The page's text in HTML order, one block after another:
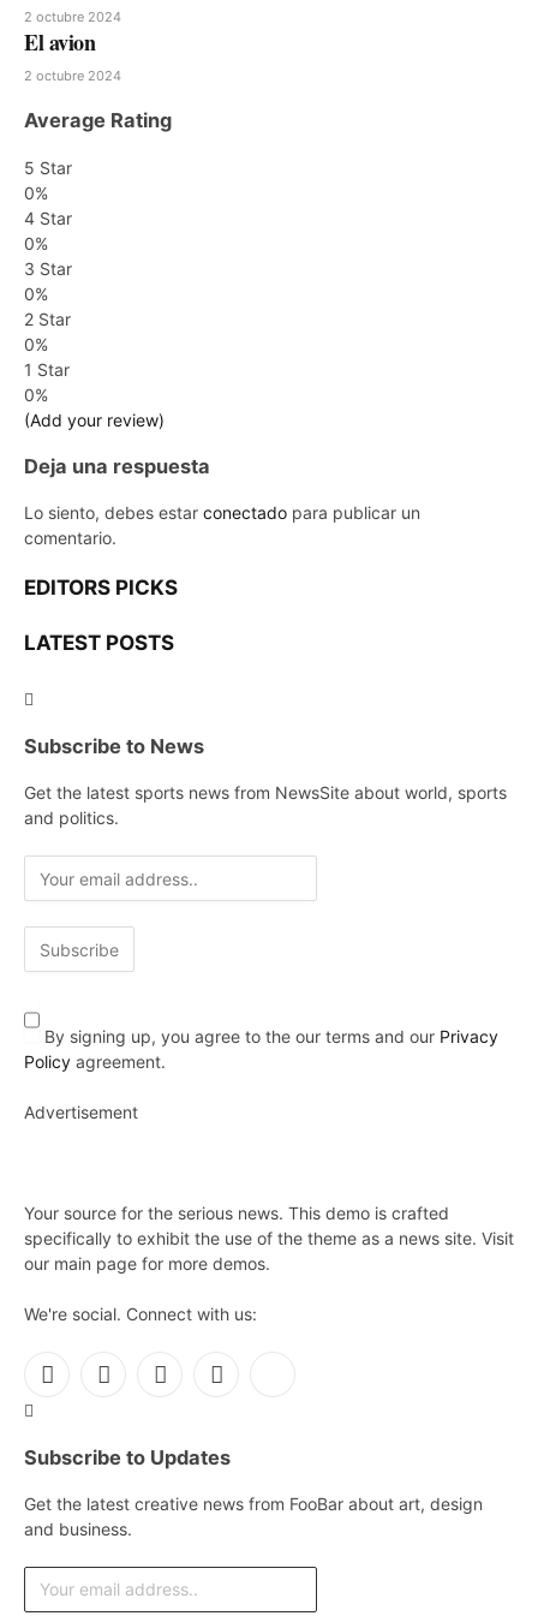
2 octubre 2024
El avion
2 octubre 2024
Average Rating
5 Star
0%
4 Star
0%
3 Star
0%
2 Star
0%
1 Star
0%
(Add your review)
Deja una respuesta
Lo siento, debes estar conectado para publicar un
comentario.
EDITORS PICKS
LATEST POSTS
Subscribe to News
Get the latest sports news from NewsSite about world, sports
and politics.
By signing up, you agree to the our terms and our Privacy
Policy agreement.
Advertisement
Your source for the serious news. This demo is crafted
specifically to exhibit the use of the theme as a news site. Visit
our main page for more demos.
We're social. Connect with us:
Facebook
X
InstagramPinterest
Subscribe to Updates
Get the latest creative news from FooBar about art, design
and business.